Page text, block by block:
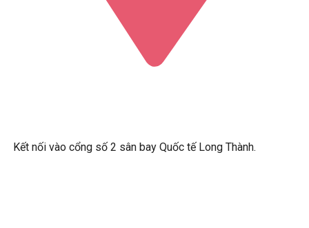
Kết nối vào cổng số 2 sân bay Quốc tế Long Thành.